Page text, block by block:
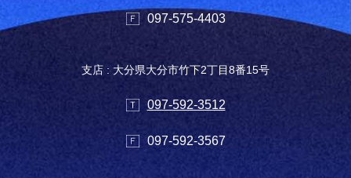
097-575-4403
支店 : 大分県大分市竹下2丁目8番15号
097-592-3512
097-592-3567